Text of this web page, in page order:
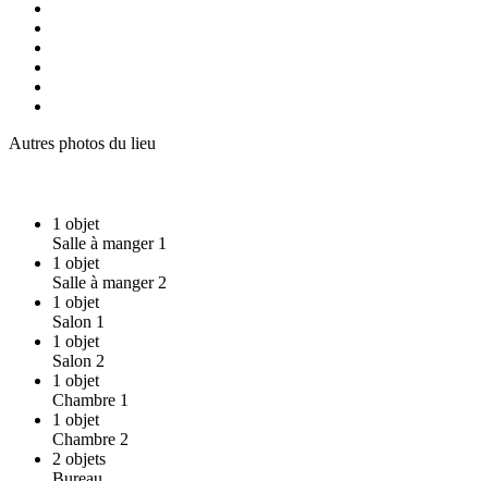
Autres photos du lieu
1 objet
Salle à manger 1
1 objet
Salle à manger 2
1 objet
Salon 1
1 objet
Salon 2
1 objet
Chambre 1
1 objet
Chambre 2
2 objets